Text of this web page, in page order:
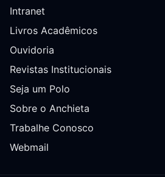
Intranet
Livros Acadêmicos
Ouvidoria
Revistas Institucionais
Seja um Polo
Sobre o Anchieta
Trabalhe Conosco
Webmail